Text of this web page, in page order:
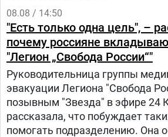
08.08 / 14:50
"Есть только одна цель", –
почему россияне
"Легион „Свобода России“"
Руководительница группы
эвакуации Легиона "Свобода
позывным "Звезда" в эфире 24
рассказала, что побуждает
помогать подразделению. Она